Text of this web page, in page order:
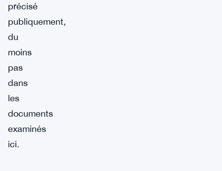
précisé
publiquement,
du
moins
pas
dans
les
documents
examinés
ici.